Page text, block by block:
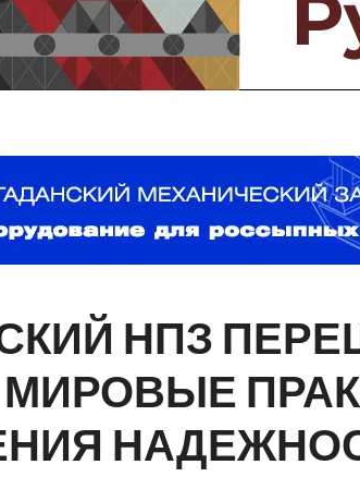
Предприятия
Интервью
Выставки,
НПЗ
МИРОВЫЕ